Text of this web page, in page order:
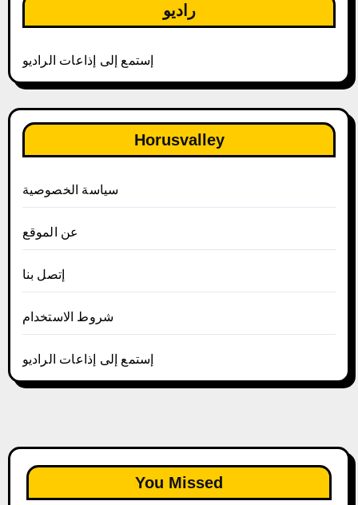
راديو
إستمع إلى إذاعات الراديو
Horusvalley
سياسة الخصوصية
عن الموقع
إتصل بنا
شروط الاستخدام
إستمع إلى إذاعات الراديو
You Missed